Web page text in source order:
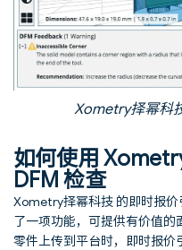
Xometry择幂科
如何使用
DFM 检查
Xometry择幂科技 的即时报
了一项功能，可提供有价值
零件上传到平台时，即时报价